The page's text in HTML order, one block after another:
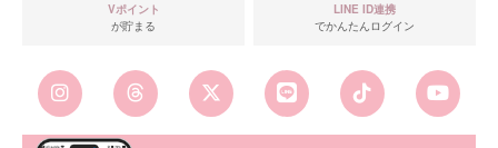
Vポイント
が貯まる
LINE ID連携
でかんたんログイン